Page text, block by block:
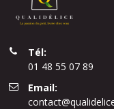
Tél:
01 48 55 07 89
Email: